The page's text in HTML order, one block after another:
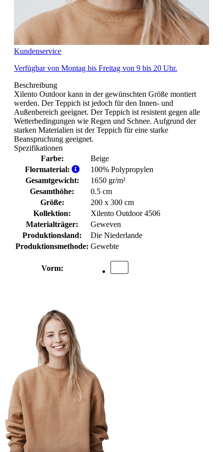
Kundenservice
Verfügbar von Montag bis Freitag von 9 bis 20 Uhr.
Beschreibung
Xilento Outdoor kann in der gewünschten Größe montiert
werden. Der Teppich ist jedoch für den Innen- und
Außenbereich geeignet. Der Teppich ist resistent gegen alle
Wetterbedingungen wie Regen und Schnee. Aufgrund der
starken Materialien ist der Teppich für eine starke
Beanspruchung geeignet.
Spezifikationen
Farbe:
Beige
Flormaterial:
100% Polypropylen
Gesamtgewicht:
1650 gr/m²
Gesamthöhe:
0.5 cm
Größe:
200 x 300 cm
Kollektion:
Xilento Outdoor 4506
Materialträger:
Geweven
Produktionsland:
Die Niederlande
Produktionsmethode: Gewebte
Vorm: